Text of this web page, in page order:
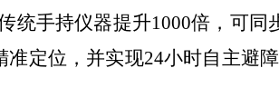
统手持仪器提升1000倍，可
定位，并实现24小时自主